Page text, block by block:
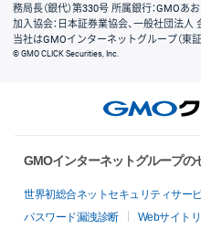
務局長（銀代）第330号 所属銀行：GMOあ
加入協会：日本証券業協会、一般社団法
当社はGMOインターネットグループ（東
© GMO CLICK Securities, Inc.
GMOインターネットグループの
世界初総合ネットセキュリティサー
パスワード漏洩診断
Webサイト